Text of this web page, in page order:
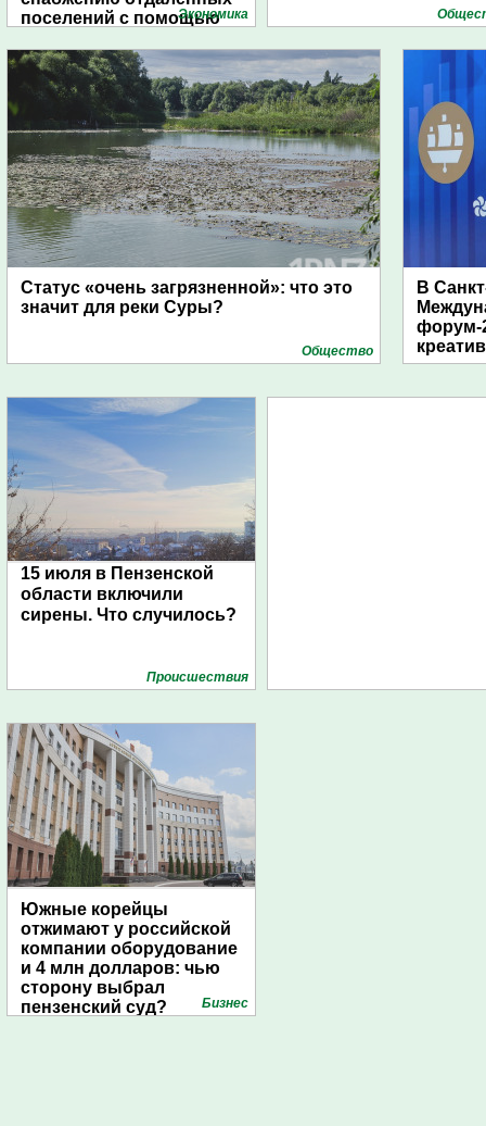
поселений с помощью
Экономика
Статус «очень загрязненной»: что это
значит для реки Суры?
Общество
В
форум-
15 июля в Пензенской
области включили
сирены. Что случилось?
Проиcшествия
Южные корейцы
отжимают у российской
компании оборудование
и 4 млн долларов: чью
сторону выбрал
пензенский суд?
Бизнес